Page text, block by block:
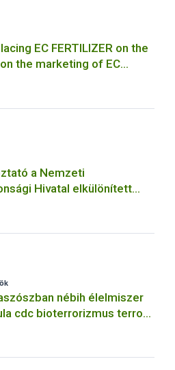
EC FERTILIZER on the
the marketing of EC
application for a certificate
a Nemzeti
Hivatal elkülönített
rendszerhez kapcsolódó
nébih élelmiszer
cdc bioterrorizmus terror